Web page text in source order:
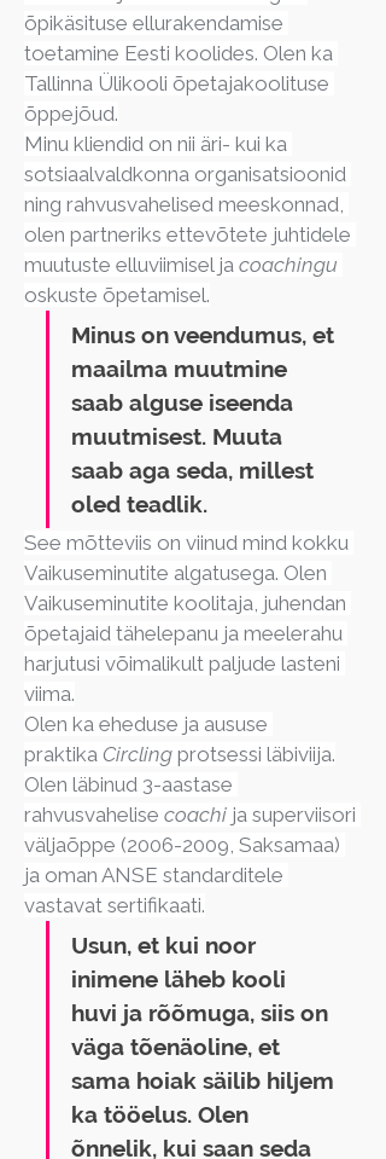
õpikäsituse ellurakendamise
toetamine Eesti koolides. Olen ka
Tallinna Ülikooli õpetajakoolituse
õppejõud.
Minu kliendid on nii äri- kui ka
sotsiaalvaldkonna organisatsioonid
ning rahvusvahelised meeskonnad,
olen partneriks ettevõtete juhtidele
muutuste elluviimisel ja coachingu
oskuste õpetamisel.
Minus on veendumus, et
maailma muutmine
saab alguse iseenda
muutmisest. Muuta
saab aga seda, millest
oled teadlik.
See mõtteviis on viinud mind kokku
Vaikuseminutite algatusega. Olen
Vaikuseminutite koolitaja, juhendan
õpetajaid tähelepanu ja meelerahu
harjutusi võimalikult paljude lasteni
viima.
Olen ka eheduse ja aususe
praktika Circling protsessi läbiviija.
Olen läbinud 3-aastase
rahvusvahelise coachi ja superviisori
väljaõppe (2006-2009, Saksamaa)
ja oman ANSE standarditele
vastavat sertifikaati.
Usun, et kui noor
inimene läheb kooli
huvi ja rõõmuga, siis on
väga tõenäoline, et
sama hoiak säilib hiljem
ka tööelus. Olen
õnnelik, kui saan seda